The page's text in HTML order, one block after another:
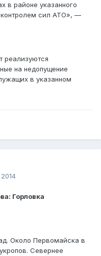
в районе указанного
контролем сил АТО», —
реализуются
на недопущение
в указанном
Горловка
Около Первомайска в
Севернее